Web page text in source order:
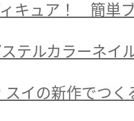
キュア！ 簡単
ルカラーネイ
イの新作でつく